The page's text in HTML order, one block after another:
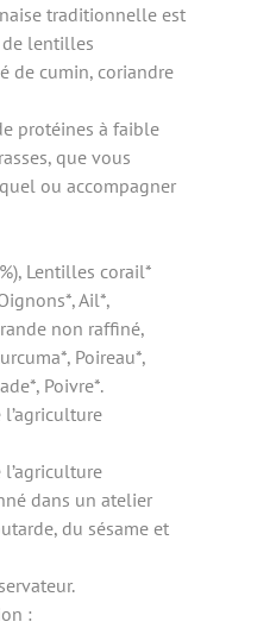
traditionnelle est
lentilles
de cumin, coriandre
protéines à faible
que vous
ou accompagner
Lentilles corail*
Ail*,
non raffiné,
Poireau*,
Poivre*.
dans un atelier
du sésame et
: